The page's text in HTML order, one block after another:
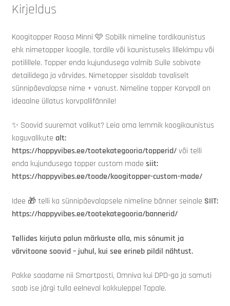
Kirjeldus
Koogitopper Roosa Minni 🩷 Sobilik nimeline tordikaunistus
ehk nimetopper koogile, tordile või kaunistuseks lillekimpu või
potilillele. Topper enda kujundusega valmib Sulle sobivate
detailidega ja värvides. Nimetopper sisaldab tavaliselt
sünnipäevalapse nime + vanust. Nimeline topper Korvpall on
ideaalne üllatus korvpallifännile!
✨ Soovid suuremat valikut? Leia oma lemmik koogikaunistus
koguvalikute alt:
https://happyvibes.ee/tootekategooria/topperid/või telli
enda kujundusega topper custom made siit:
https://happyvibes.ee/toode/koogitopper-custom-made/
Idee 🎁 telli ka sünnipäevalapsele nimeline bänner seinale SIIT:
https://happyvibes.ee/tootekategooria/bannerid/
Tellides kirjuta palun märkuste alla, mis sõnumit ja
värvitoone soovid – juhul, kui see erineb pildil nähtust.
Pakke saadame nii Smartposti, Omniva kui DPD-ga ja samuti
saab ise järgi tulla eelneval kokkuleppel Tapale.